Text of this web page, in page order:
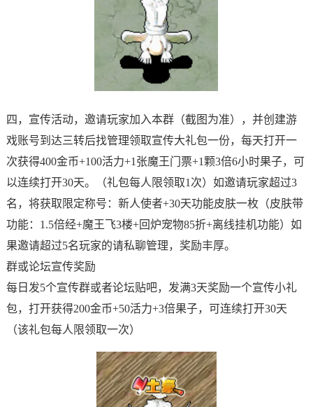
四，宣传活动，邀请玩家加入本群（截图为准），并创建游
戏账号到达三转后找管理领取宣传大礼包一份，每天打开一
次获得400金币+100活力+1张魔王门票+1颗3倍6小时果子，可
以连续打开30天。（礼包每人限领取1次）如邀请玩家超过3
名，将获取限定称号：新人使者+30天功能皮肤一枚（皮肤带
功能：1.5倍经+魔王飞3楼+回炉宠物85折+离线挂机功能）如
果邀请超过5名玩家的请私聊管理，奖励丰厚。
群或论坛宣传奖励
每日发5个宣传群或者论坛贴吧，发满3天奖励一个宣传小礼
包，打开获得200金币+50活力+3倍果子，可连续打开30天
（该礼包每人限领取一次）